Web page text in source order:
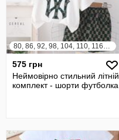
80, 86, 92, 98, 104, 110, 116, 122
575 грн
Неймовірно стильний літній
комплект - шорти футболка